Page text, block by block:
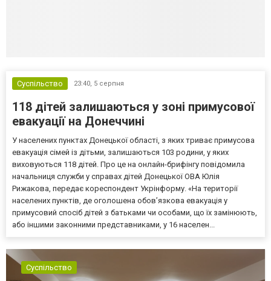
Суспільство 23:40, 5 серпня
118 дітей залишаються у зоні примусової
евакуації на Донеччині
У населених пунктах Донецької області, з яких триває примусова
евакуація сімей із дітьми, залишаються 103 родини, у яких
виховуються 118 дітей. Про це на онлайн-брифінгу повідомила
начальниця служби у справах дітей Донецької ОВА Юлія
Рижакова, передає кореспондент Укрінформу. «На території
населених пунктів, де оголошена обов’язкова евакуація у
примусовий спосіб дітей з батьками чи особами, що їх замінюють,
або іншими законними представниками, у 16 населен...
Суспільство